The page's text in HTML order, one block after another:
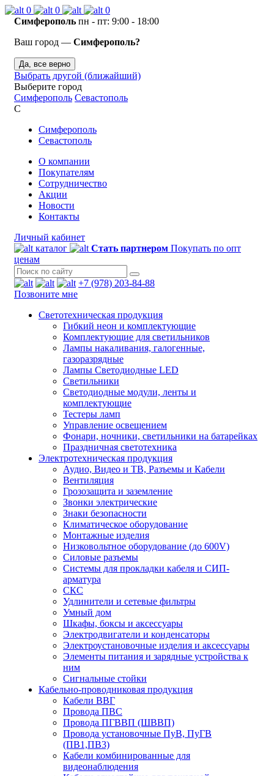
0 0
0
Симферополь пн - пт: 9:00 - 18:00
Ваш город — Симферополь?
Да, все верно
Выбрать другой (ближайший)
Выберите город
Симферополь Севастополь
С
Симферополь
Севастополь
О компании
Покупателям
Сотрудничество
Акции
Новости
Контакты
Личный кабинет
каталог
Стать партнером Покупать по опт
ценам
+7 (978) 203-84-88
Позвоните мне
Светотехническая продукция
Гибкий неон и комплектующие
Комплектующие для светильников
Лампы накаливания, галогенные,
газоразрядные
Лампы Светодиодные LED
Светильники
Светодиодные модули, ленты и
комплектующие
Тестеры ламп
Управление освещением
Фонари, ночники, светильники на батарейках
Праздничная светотехника
Электротехническая продукция
Аудио, Видео и ТВ, Разъемы и Кабели
Вентиляция
Грозозащита и заземление
Звонки электрические
Знаки безопасности
Климатическое оборудование
Монтажные изделия
Низковольтное оборудование (до 600V)
Силовые разъемы
Системы для прокладки кабеля и СИП-
арматура
СКС
Удлинители и сетевые фильтры
Умный дом
Шкафы, боксы и аксессуары
Электродвигатели и конденсаторы
Электроустановочные изделия и аксессуары
Элементы питания и зарядные устройства к
ним
Сигнальные стойки
Кабельно-проводниковая продукция
Кабели ВВГ
Провода ПВС
Провода ПГВВП (ШВВП)
Провода установочные ПуВ, ПуГВ
(ПВ1,ПВ3)
Кабели комбинированные для
видеонаблюдения